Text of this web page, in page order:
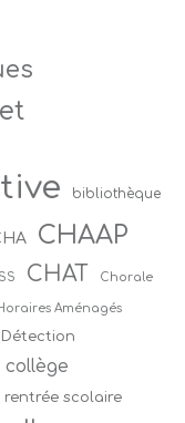
bibliothèque
CHAAP
CHAT Chorale
Aménagés
Détection
rentrée scolaire